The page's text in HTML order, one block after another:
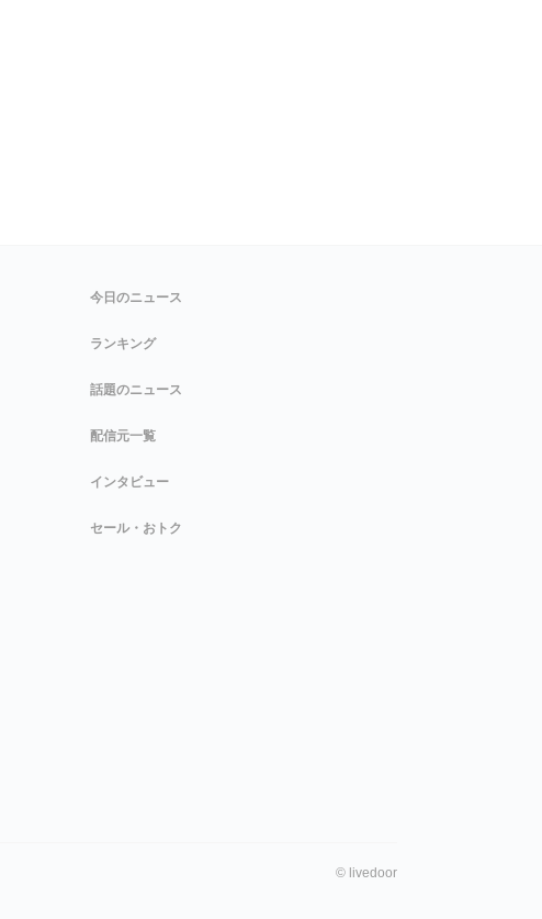
今日のニュース
ランキング
話題のニュース
配信元一覧
インタビュー
セール・おトク
© livedoor